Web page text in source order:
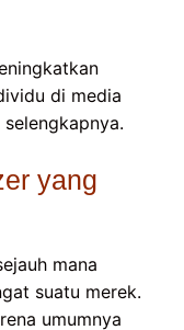
di media
yang
mana
suatu merek.
umumnya